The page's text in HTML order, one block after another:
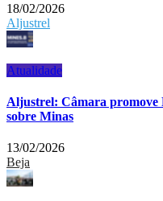
18/02/2026
Aljustrel
Atualidade
Aljustrel: Câmara promove
sobre Minas
13/02/2026
Beja